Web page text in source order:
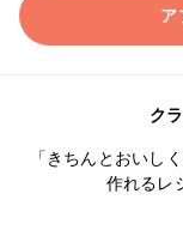
ア
ク
「きちんとおいし
作れるレ